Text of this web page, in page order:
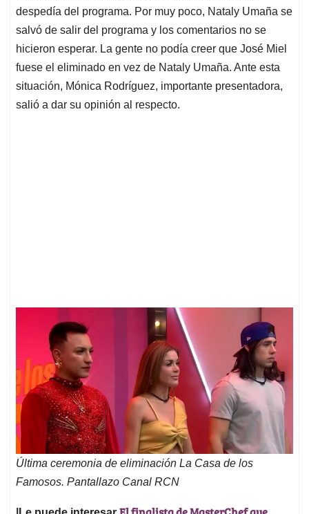
despedía del programa. Por muy poco, Nataly Umaña se
salvó de salir del programa y los comentarios no se
hicieron esperar. La gente no podía creer que José Miel
fuese el eliminado en vez de Nataly Umaña. Ante esta
situación, Mónica Rodríguez, importante presentadora,
salió a dar su opinión al respecto.
Última ceremonia de eliminación La Casa de los
Famosos. Pantallazo Canal RCN